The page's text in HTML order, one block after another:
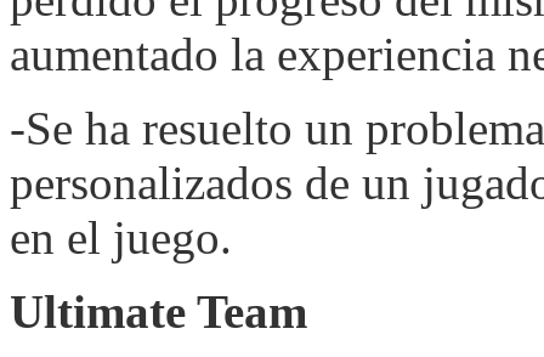
aumentado la experiencia
-Se ha resuelto un
personalizados de un
en el juego.
Ultimate Team